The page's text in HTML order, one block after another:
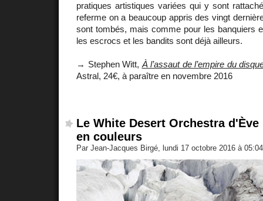
pratiques artistiques variées qui y sont
referme on a beaucoup appris des vingt
sont tombés, mais comme pour les banquiers
les escrocs et les bandits sont déjà ailleurs.
→ Stephen Witt, À l’assaut de l’empire du
Astral, 24€, à paraître en novembre 2016
Le White Desert Orchestra
en couleurs
Par Jean-Jacques Birgé, lundi 17 octobre 2016 à